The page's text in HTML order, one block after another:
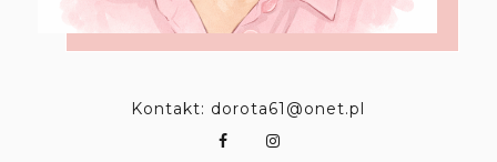
Kontakt: dorota61@onet.pl